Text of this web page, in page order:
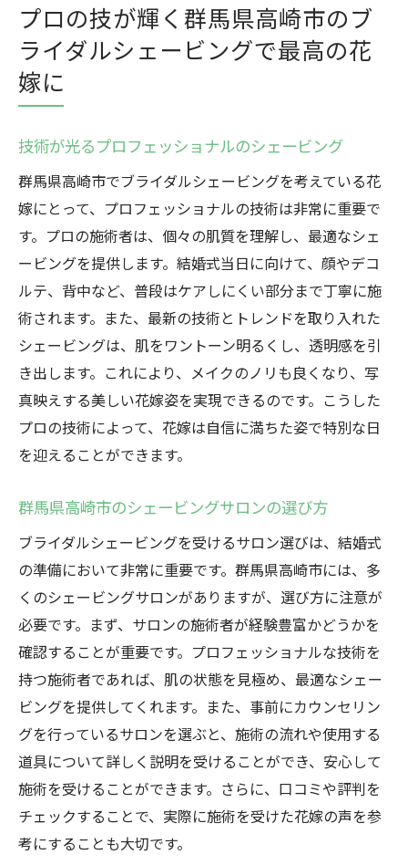
プロの技が輝く群馬県高崎市のブ
ライダルシェービングで最高の花
嫁に
技術が光るプロフェッショナルのシェービング
群馬県高崎市でブライダルシェービングを考えている花
嫁にとって、プロフェッショナルの技術は非常に重要で
す。プロの施術者は、個々の肌質を理解し、最適なシェ
ービングを提供します。結婚式当日に向けて、顔やデコ
ルテ、背中など、普段はケアしにくい部分まで丁寧に施
術されます。また、最新の技術とトレンドを取り入れた
シェービングは、肌をワントーン明るくし、透明感を引
き出します。これにより、メイクのノリも良くなり、写
真映えする美しい花嫁姿を実現できるのです。こうした
プロの技術によって、花嫁は自信に満ちた姿で特別な日
を迎えることができます。
群馬県高崎市のシェービングサロンの選び方
ブライダルシェービングを受けるサロン選びは、結婚式
の準備において非常に重要です。群馬県高崎市には、多
くのシェービングサロンがありますが、選び方に注意が
必要です。まず、サロンの施術者が経験豊富かどうかを
確認することが重要です。プロフェッショナルな技術を
持つ施術者であれば、肌の状態を見極め、最適なシェー
ビングを提供してくれます。また、事前にカウンセリン
グを行っているサロンを選ぶと、施術の流れや使用する
道具について詳しく説明を受けることができ、安心して
施術を受けることができます。さらに、口コミや評判を
チェックすることで、実際に施術を受けた花嫁の声を参
考にすることも大切です。